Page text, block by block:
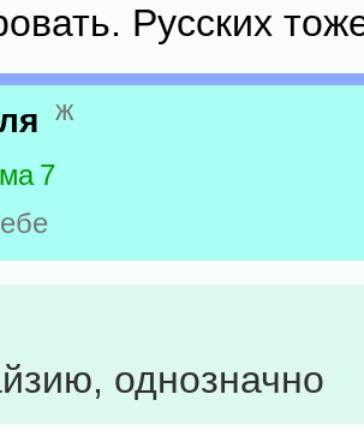
Русских
ж
7
однозначно